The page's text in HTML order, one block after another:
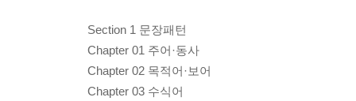
Section 1 문장패턴
Chapter 01 주어·동사
Chapter 02 목적어·보어
Chapter 03 수식어